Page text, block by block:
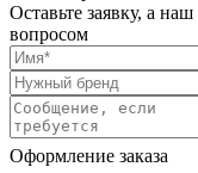
Оставьте заявку, а
вопросом
Оформление заказа